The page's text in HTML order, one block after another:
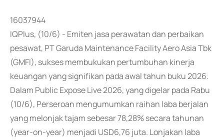
16037944
IQPlus, (10/6) - Emiten jasa perawatan dan perbaikan
pesawat, PT Garuda Maintenance Facility Aero Asia Tbk
(GMFI), sukses membukukan pertumbuhan kinerja
keuangan yang signifikan pada awal tahun buku 2026.
Dalam Public Expose Live 2026, yang digelar pada Rabu
(10/6), Perseroan mengumumkan raihan laba berjalan
yang melonjak tajam sebesar 78,28% secara tahunan
(year-on-year) menjadi USD6,76 juta. Lonjakan laba